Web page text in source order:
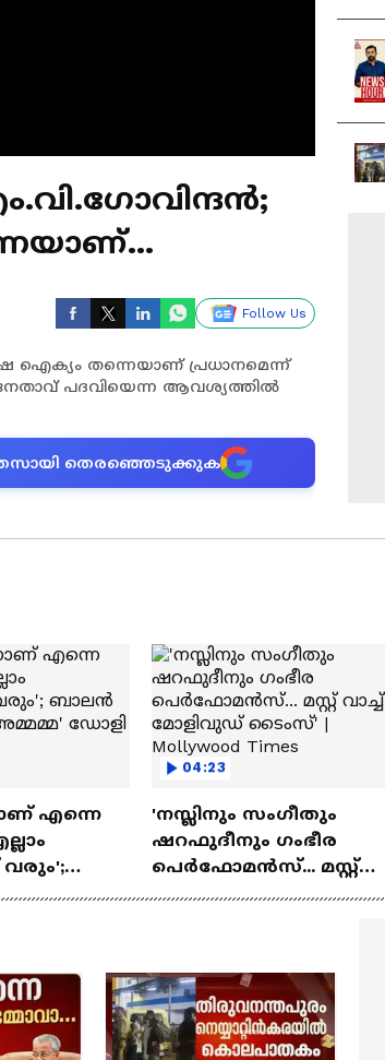
Follow Us
ഐക്യം തന്നെയാണ് പ്രധാനമെന്ന്
പദവിയെന്ന ആവശ്യത്തിൽ
തെരഞ്ഞെടുക്കുക
എന്നെ
വരും';
04:23
'നസ്ലിനും സംഗീതും
ഷറഫുദീനും ഗംഭീര
പെർഫോമൻസ്... മസ്റ്റ്
വാച്ച് മോളിവുഡ്